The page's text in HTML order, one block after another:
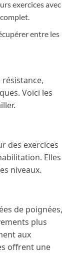
exercices avec
entre les
Voici les
des exercices
Elles
niveaux.
de poignées,
plus
aux
offrent une